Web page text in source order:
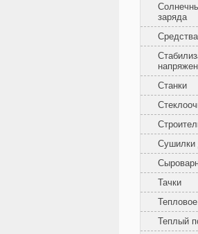
заряда
Станки
Сушилки
Тачки
Теплый